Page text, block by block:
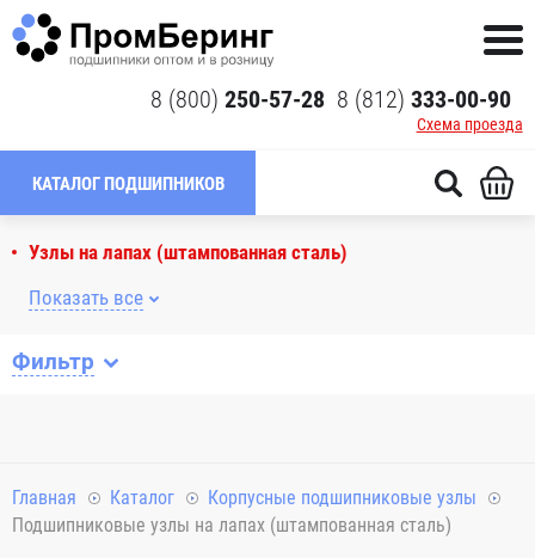
8 (800) 250-57-28 8 (812) 333-00-90
Схема проезда
КАТАЛОГ ПОДШИПНИКОВ
Узлы на лапах (штампованная сталь)
Показать все
Фильтр
Главная Каталог
Корпусные подшипниковые узлы
Подшипниковые узлы на лапах (штампованная сталь)